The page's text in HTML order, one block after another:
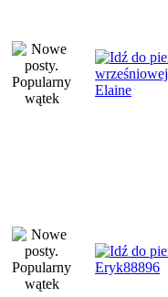
wrześniowej
Elaine
Eryk88896